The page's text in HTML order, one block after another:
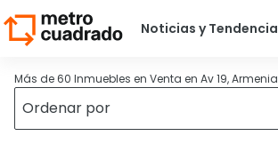
Más de 60 Inmuebles en Venta en Av 19, Armenia